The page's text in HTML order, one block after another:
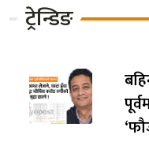
ट्रेन्डिङ